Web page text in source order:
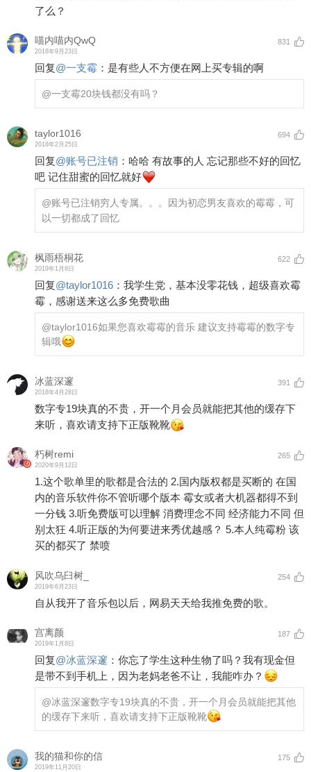
了么？
喵内喵内QwQ
2018年9月23日
831
回复@一支霉 ： 是有些人不方便在网上买专辑的啊
@一支霉20块钱都没有吗？
taylor1016
2018年2月25日
694
回复@账号已注销 ： 哈哈 有故事的人 忘记那些不好的回忆
吧 记住甜蜜的回忆就好
@账号已注销穷人专属。。。因为初恋男友喜欢的霉霉，可
以一切都成了回忆
枫雨梧桐花
2019年1月8日
622
回复@taylor1016 ： 我学生党，基本没零花钱，超级喜欢霉
霉，感谢送来这么多免费歌曲
@taylor1016如果您喜欢霉霉的音乐 建议支持霉霉的数字专
辑哦
冰蓝深邃
2018年4月28日
391
数字专19块真的不贵，开一个月会员就能把其他的缓存下
来听，喜欢请支持下正版靴靴
朽树remi
2020年9月12日
265
1.这个歌单里的歌都是合法的 2.国内版权都是买断的 在国
内的音乐软件你不管听哪个版本 霉女或者大机器都得不到
一分钱 3.听免费版可以理解 消费理念不同 经济能力不同 但
别太狂 4.听正版的为何要进来秀优越感？ 5.本人纯霉粉 该
买的都买了 禁喷
风吹乌臼树_
2019年6月23日
254
自从我开了音乐包以后，网易天天给我推免费的歌。
宫离颜
2019年1月8日
187
回复@冰蓝深邃 ： 你忘了学生这种生物了吗？我有现金但
是带不到手机上，因为老妈老爸不让，我能咋办？
@冰蓝深邃数字专19块真的不贵，开一个月会员就能把其他
的缓存下来听，喜欢请支持下正版靴靴
我的猫和你的信
2019年11月20日
175